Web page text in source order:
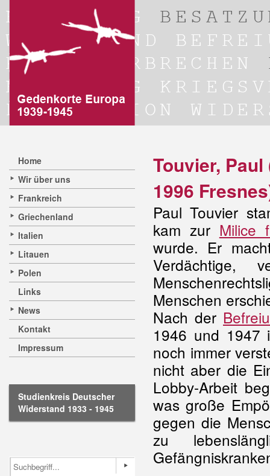
Home
Wir über uns
Frankreich
Griechenland
Italien
Litauen
Polen
Links
News
Kontakt
Impressum
Studienkreis Deutscher
Widerstand 1933 - 1945
Touvier,
1996
Paul Touvier
kam zur Milice
wurde. Er
Verdächtige,
Menschen
Nach der
1946 und 1947
noch immer
nicht aber die
Lobby-Arbeit
was große
gegen die
zu